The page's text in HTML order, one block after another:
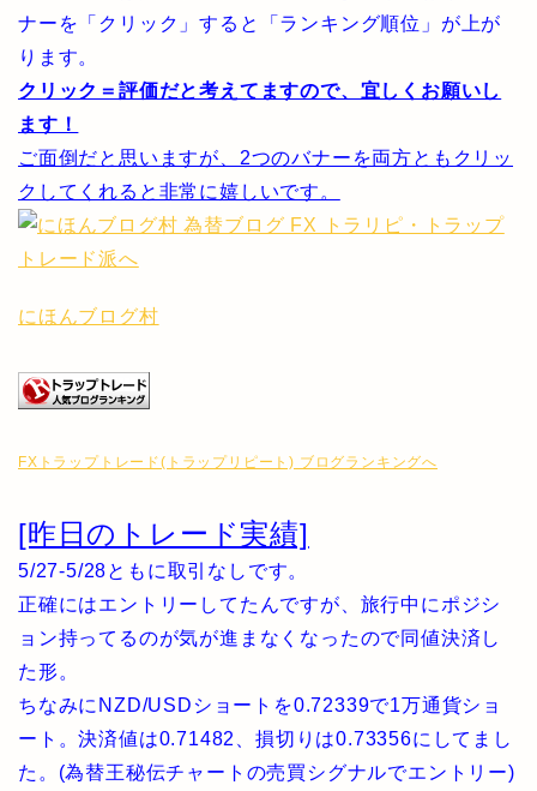
ナーを「クリック」すると「ランキング順位」が上が
ります。
クリック＝評価だと考えてますので、宜しくお願いし
ます！
ご面倒だと思いますが、2つのバナーを両方ともクリッ
クしてくれると非常に嬉しいです。
にほんブログ村
FXトラップトレード(トラップリピート) ブログランキングへ
[昨日のトレード実績]
5/27-5/28ともに取引なしです。
正確にはエントリーしてたんですが、旅行中にポジシ
ョン持ってるのが気が進まなくなったので同値決済し
た形。
ちなみにNZD/USDショートを0.72339で1万通貨ショ
ート。決済値は0.71482、損切りは0.73356にしてまし
た。(為替王秘伝チャートの売買シグナルでエントリー)